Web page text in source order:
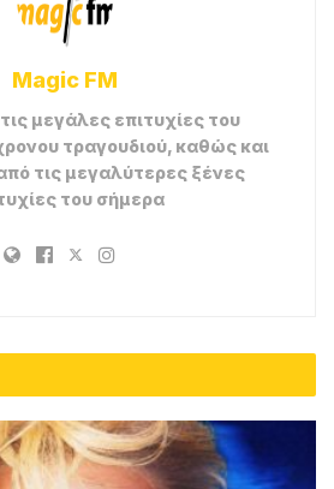
Magic FM
μεγάλες επιτυχίες του
τραγουδιού, καθώς και
τις μεγαλύτερες ξένες
του σήμερα